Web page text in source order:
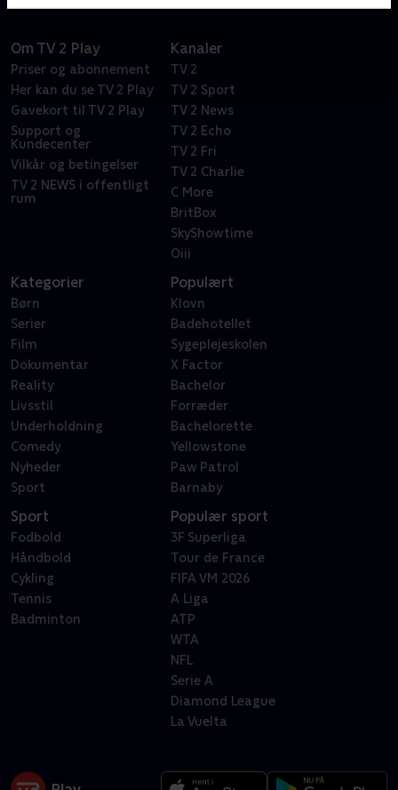
Om TV 2 Play
Priser og abonnement
Her kan du se TV 2 Play
Gavekort til TV 2 Play
Support og
Kundecenter
Vilkår og betingelser
TV 2 NEWS i offentligt
rum
Kanaler
TV 2
TV 2 Sport
TV 2 News
TV 2 Echo
TV 2 Fri
TV 2 Charlie
C More
BritBox
SkyShowtime
Oiii
Kategorier
Børn
Serier
Film
Dokumentar
Reality
Livsstil
Underholdning
Comedy
Nyheder
Sport
Populært
Klovn
Badehotellet
Sygeplejeskolen
X Factor
Bachelor
Forræder
Bachelorette
Yellowstone
Paw Patrol
Barnaby
Sport
Fodbold
Håndbold
Cykling
Tennis
Badminton
Populær sport
3F Superliga
Tour de France
FIFA VM 2026
A Liga
ATP
WTA
NFL
Serie A
Diamond League
La Vuelta